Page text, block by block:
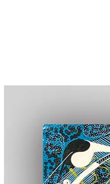
More...